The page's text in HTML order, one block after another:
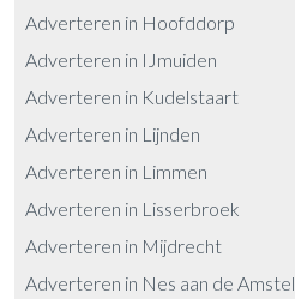
Adverteren in Hoofddorp
Adverteren in IJmuiden
Adverteren in Kudelstaart
Adverteren in Lijnden
Adverteren in Limmen
Adverteren in Lisserbroek
Adverteren in Mijdrecht
Adverteren in Nes aan de Amstel